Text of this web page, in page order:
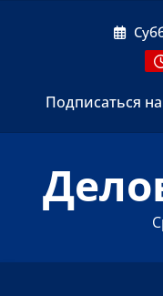
Подписаться